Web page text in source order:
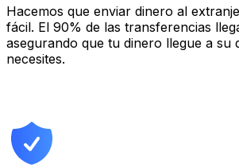
Hacemos que enviar dinero al
fácil. El 90% de las transferencias
asegurando que tu dinero llegue a su
necesites.